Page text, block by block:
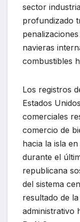
sector
profundizado
navieras
combustibles
Los registros
Estados
comerciales
comercio de
hacia la isla
durante el
republicana
del sistema
resultado de
administrativo